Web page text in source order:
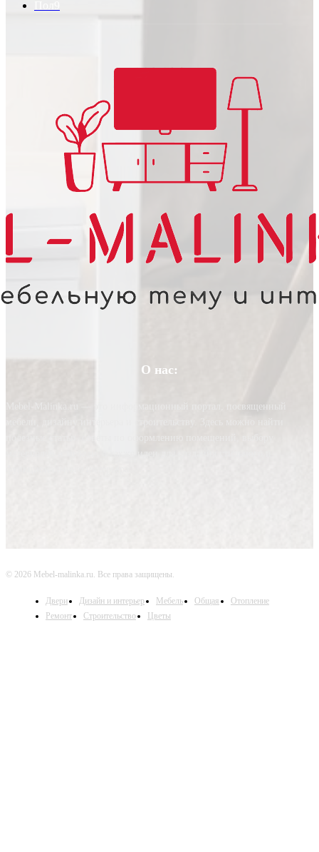
О нас:
Mebel-Malinka.ru — это информационный портал, посвященный
© 2026 Mebel-malinka.ru. Все права защищены.
Двери Дизайн и интерьер Мебель Общая
Отопление
Ремонт
Строительство Цветы